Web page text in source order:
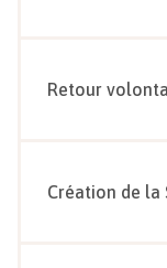
Retour
Création de la